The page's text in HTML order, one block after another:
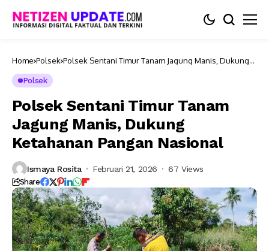
Home Polsek Polsek Sentani Timur Tanam Jagung Manis, Dukung
Polsek
Polsek Sentani Timur Tanam
Jagung Manis, Dukung
Ketahanan Pangan Nasional
Ismaya Rosita Februari 21, 2026 67 Views
Share